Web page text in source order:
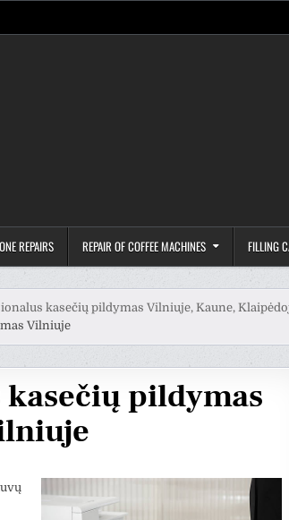
REPAIRS REPAIR OF COFFEE MACHINES FILLING
kasečių pildymas Vilniuje, Kaune,
Vilniuje
pildymas